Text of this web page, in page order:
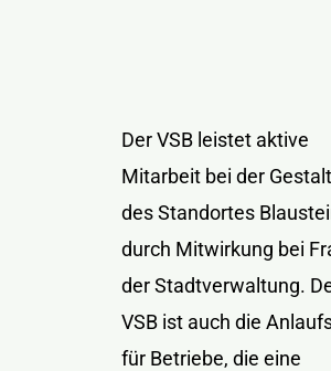
Der VSB leistet aktive
Mitarbeit bei der
des Standortes
durch Mitwirkung bei
der Stadtverwaltung.
VSB ist auch die
für Betriebe, die eine